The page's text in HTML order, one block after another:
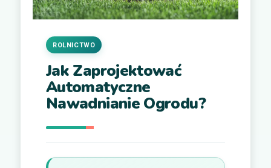
Jak Zaprojektować
Automatyczne
Nawadnianie Ogrodu?
ROLNICTWO